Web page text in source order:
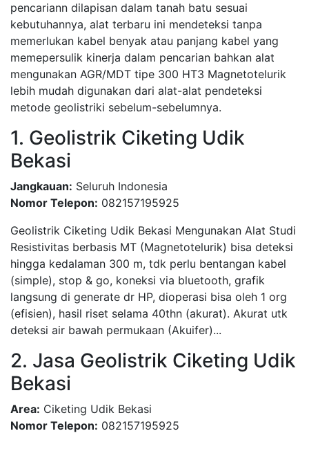
pencariann dilapisan dalam tanah batu sesuai
kebutuhannya, alat terbaru ini mendeteksi tanpa
memerlukan kabel benyak atau panjang kabel yang
memepersulik kinerja dalam pencarian bahkan alat
mengunakan AGR/MDT tipe 300 HT3 Magnetotelurik
lebih mudah digunakan dari alat-alat pendeteksi
metode geolistriki sebelum-sebelumnya.
1. Geolistrik Ciketing Udik
Bekasi
Jangkauan: Seluruh Indonesia
Nomor Telepon: 082157195925
Geolistrik Ciketing Udik Bekasi Mengunakan Alat Studi
Resistivitas berbasis MT (Magnetotelurik) bisa deteksi
hingga kedalaman 300 m, tdk perlu bentangan kabel
(simple), stop & go, koneksi via bluetooth, grafik
langsung di generate dr HP, dioperasi bisa oleh 1 org
(efisien), hasil riset selama 40thn (akurat). Akurat utk
deteksi air bawah permukaan (Akuifer)...
2. Jasa Geolistrik Ciketing Udik
Bekasi
Area: Ciketing Udik Bekasi
Nomor Telepon: 082157195925